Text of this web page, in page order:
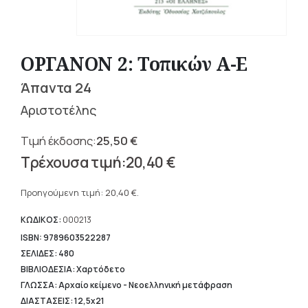
ΟΡΓΑΝΟΝ 2: Τοπικών Α-Ε
Άπαντα 24
Αριστοτέλης
25,50€
Original
price
25,50 €.
20,40€
τρέχουσα
είναι:
20,40 €.
Προηγούμενη τιμή: 20,40 €.
ΚΩΔΙΚΟΣ: 000213
ISBN: 9789603522287
ΣΕΛΙΔΕΣ: 480
ΒΙΒΛΙΟΔΕΣΙΑ: Χαρτόδετο
ΓΛΩΣΣΑ: Αρχαίο κείμενο - Νεοελληνική μετάφραση
ΔΙΑΣΤΑΣΕΙΣ: 12,5x21